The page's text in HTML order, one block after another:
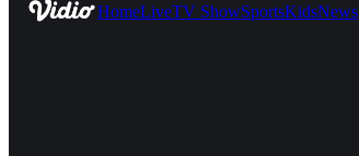
HomeLiveTV ShowSportsKidsNews